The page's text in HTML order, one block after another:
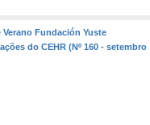
Fundación Yuste
do CEHR (Nº 160 - setembro